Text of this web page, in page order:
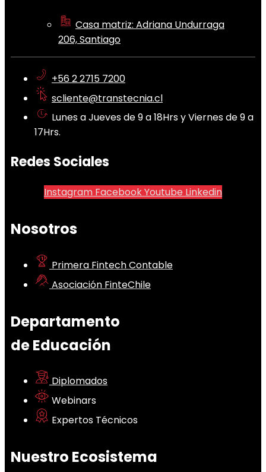
Casa matriz: Adriana Undurraga
206, Santiago
+56 2 2715 7200
scliente@transtecnia.cl
Lunes a Jueves de 9 a 18Hrs y Viernes de 9 a
17Hrs.
Redes Sociales
Instagram FacebookYoutube Linkedin
Nosotros
Primera Fintech Contable
Asociación FinteChile
Departamento
de Educación
Diplomados
Webinars
Expertos Técnicos
Nuestro Ecosistema